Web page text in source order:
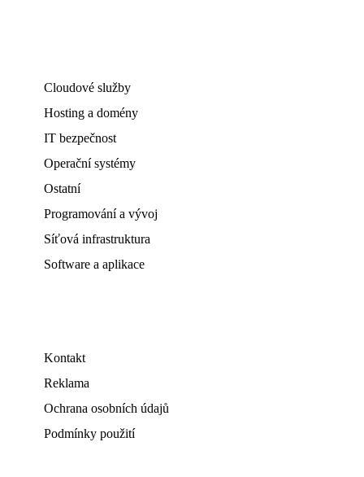
Cloudové služby
Hosting a domény
IT bezpečnost
Operační systémy
Ostatní
Programování a vývoj
Síťová infrastruktura
Software a aplikace
Kontakt
Reklama
Ochrana osobních údajů
Podmínky použití